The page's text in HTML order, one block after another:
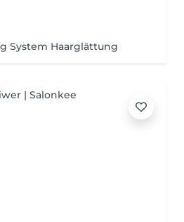
System Haarglättung